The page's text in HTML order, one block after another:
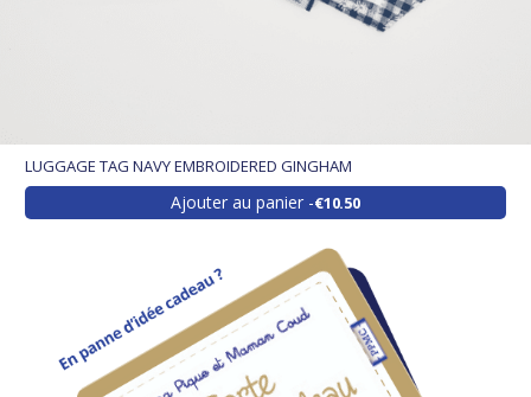
LUGGAGE TAG NAVY EMBROIDERED GINGHAM
Ajouter au panier €10.50